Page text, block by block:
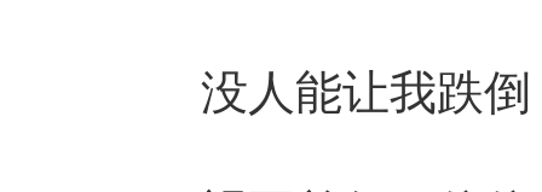
没人能让我跌倒